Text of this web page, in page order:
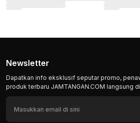
Newsletter
Dapatkan info eksklusif seputar promo,
produk terbaru JAMTANGAN.COM langsung